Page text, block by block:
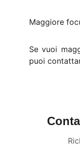
Maggiore
Se vuoi
puoi